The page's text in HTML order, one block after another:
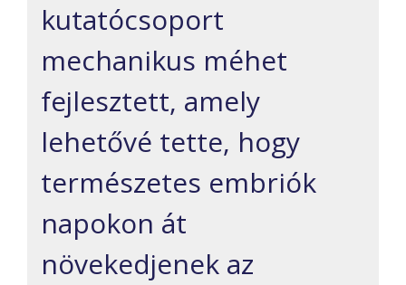
kutatócsoport
mechanikus méhet
fejlesztett, amely
lehetővé tette, hogy
természetes embriók
napokon át
növekedjenek az